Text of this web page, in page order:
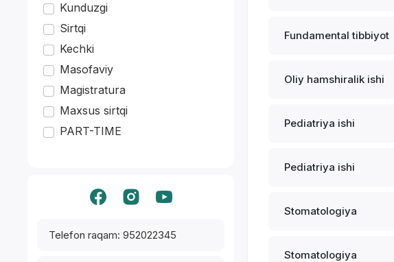
Kunduzgi
Sirtqi
Kechki
Masofaviy
Magistratura
Maxsus sirtqi
PART-TIME
Telefon raqam: 952022345
Fundamental tibbiyot
Oliy hamshiralik ishi
Pediatriya ishi
Pediatriya ishi
Stomatologiya
Stomatologiya